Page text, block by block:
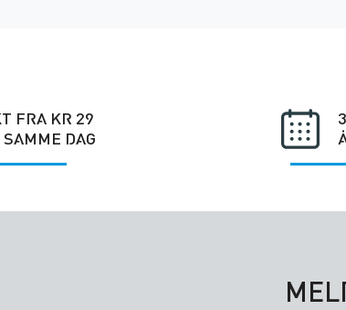
FRA KR 29
DAG